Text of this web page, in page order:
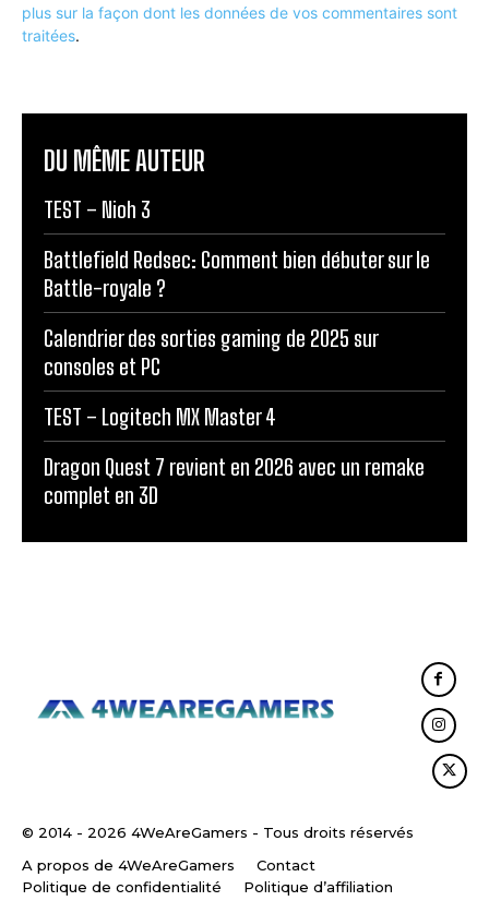
plus sur la façon dont les données de vos commentaires sont
traitées.
DU MÊME AUTEUR
TEST – Nioh 3
Battlefield Redsec: Comment bien débuter sur le
Battle-royale ?
Calendrier des sorties gaming de 2025 sur
consoles et PC
TEST – Logitech MX Master 4
Dragon Quest 7 revient en 2026 avec un remake
complet en 3D
© 2014 - 2026 4WeAreGamers - Tous droits réservés
A propos de 4WeAreGamers
Contact
Politique de confidentialité
Politique d’affiliation